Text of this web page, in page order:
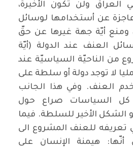
العراق ولن تكون الأخيرة،
عن أستخدامها لوسائل
ومنع أيّة جهة غيرها عن حقّ
العنف عند الدولة (أيّة
من الناحيّة السياسيّة عند
لا توجد دولة أو سلطة على
العنف. وفي هذا الجانب
كل السياسات صراع حول
الشكل الأخير للسلطة. فيما
للعنف المشروع الى
أنّها: هيمنة الإنسان على